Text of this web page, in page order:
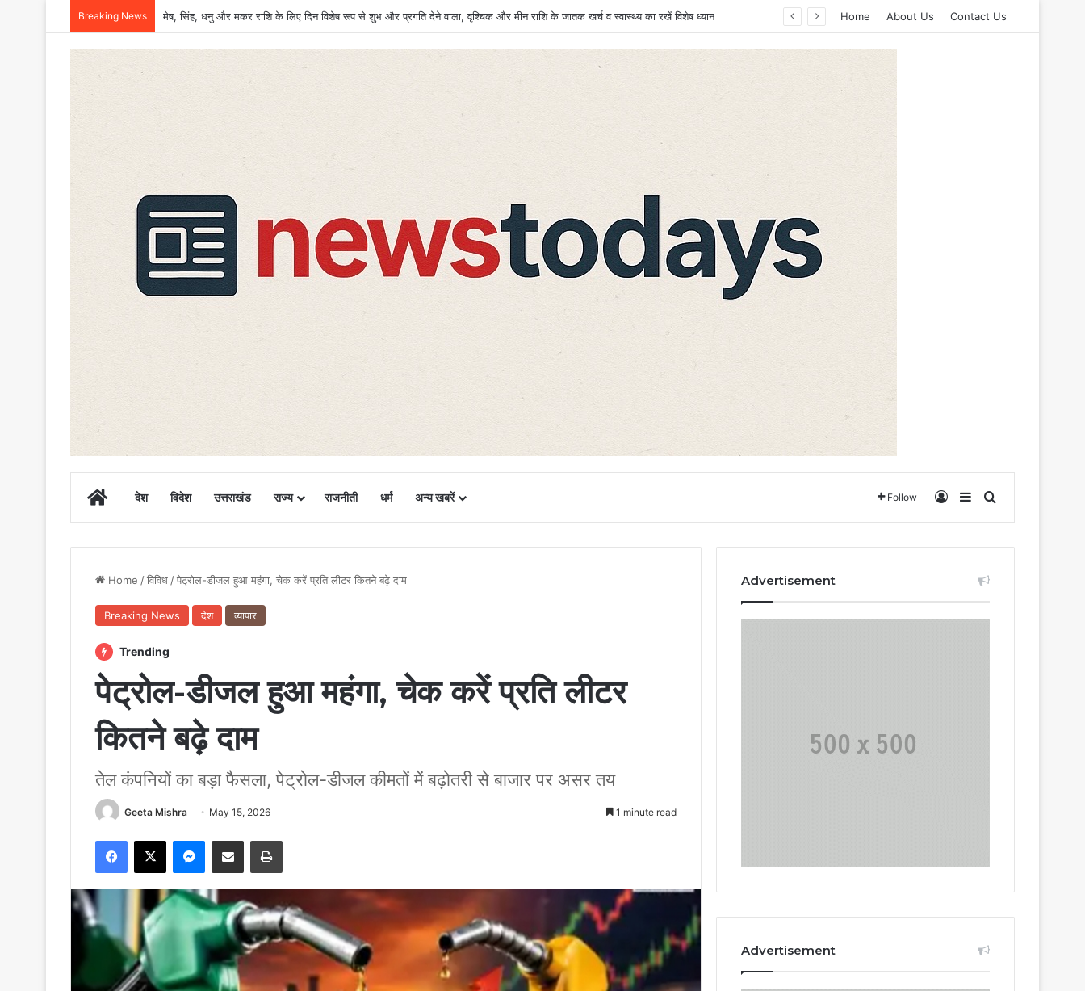
Breaking News मेष, सिंह, धनु और मकर राशि के लिए दिन विशेष रूप से शुभ और प्रगति देने वाला, वृश्चिक और मीन राशि के जातक खर्च व स्वास्थ्य का रखें विशेष ध्यान Home About Us Contact Us
Homeदेश विदेश उत्तराखंड राज्य राजनीती धर्म अन्य खबरें Follow Log InSidebarSearch for
Home /विविध /पेट्रोल-डीजल हुआ महंगा, चेक करें प्रति लीटर कितने बढ़े दाम
Breaking News देश व्यापार
Trending
पेट्रोल-डीजल हुआ महंगा, चेक करें प्रति लीटर
कितने बढ़े दाम
तेल कंपनियों का बड़ा फैसला, पेट्रोल-डीजल कीमतों में बढ़ोतरी से बाजार पर असर तय
Geeta Mishra May 15, 2026 1 minute read
Facebook
X Messenger
Share via Email Print
Advertisement
Advertisement